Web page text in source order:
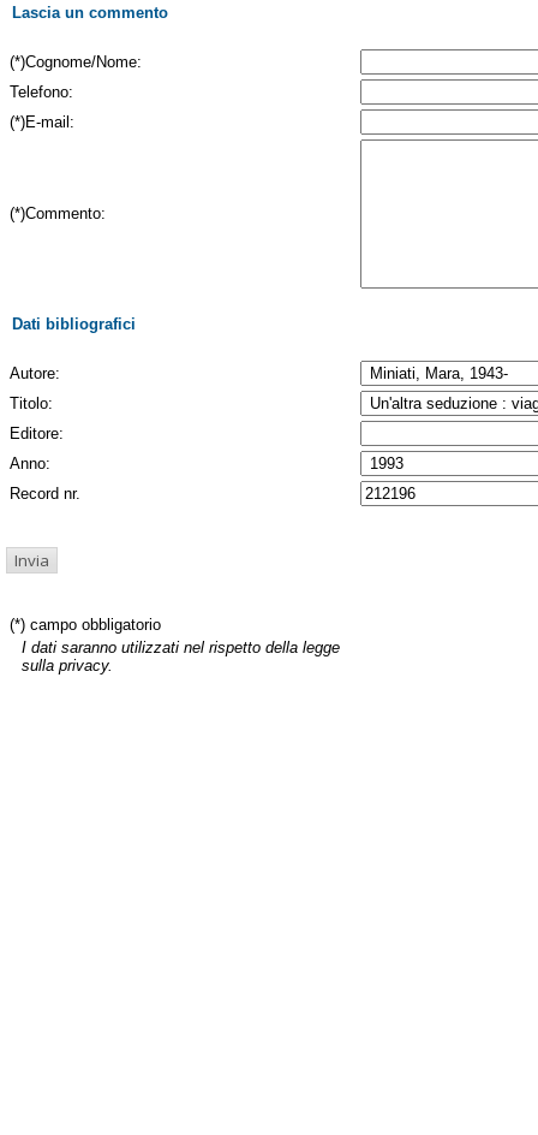
Lascia un commento
(*)Cognome/Nome:
Telefono:
(*)E-mail:
(*)Commento:
Dati bibliografici
Autore:
Titolo:
Editore:
Anno:
Record nr.
(*) campo obbligatorio
I dati saranno utilizzati nel rispetto della legge
sulla privacy.